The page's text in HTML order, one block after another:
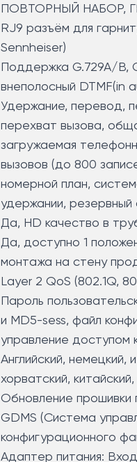
ПОВТОРНЫЙ НАБОР,
RJ9 разъём для
Sennheiser)
Поддержка G.729A/B,
внеполосный DTMF(in
Удержание, перевод,
перехват вызова,
загружаемая
вызовов (до 800
номерной план,
удержании, резервный
Да, HD качество в
Да, доступно 1
монтажа на стену
Layer 2 QoS (802.1Q,
Пароль
и MD5-sess, файл
управление доступом
Английский, немецкий,
хорватский,
Обновление прошивки
GDMS (Система
конфигурационного
Адаптер питания: